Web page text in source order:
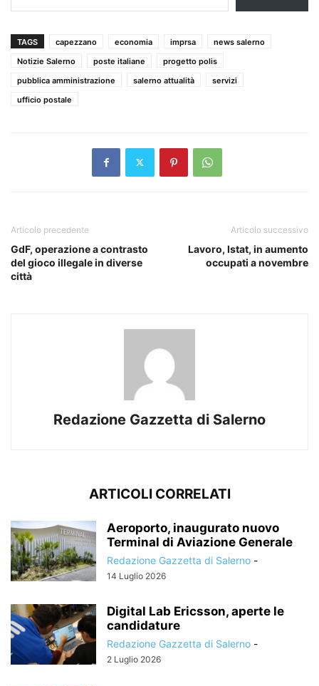
TAGS capezzano economia imprsa
news salerno
Notizie Salerno
poste italiane
progetto polis
pubblica amministrazione
salerno attualità
servizi
ufficio postale
Articolo precedente
GdF, operazione a contrasto
del gioco illegale in diverse
città
Articolo successivo
Lavoro, Istat, in aumento
occupati a novembre
Redazione Gazzetta di Salerno
ARTICOLI CORRELATI
Aeroporto, inaugurato nuovo
Terminal di Aviazione Generale
Redazione Gazzetta di Salerno -
14 Luglio 2026
Digital Lab Ericsson, aperte le
candidature
Redazione Gazzetta di Salerno -
2 Luglio 2026